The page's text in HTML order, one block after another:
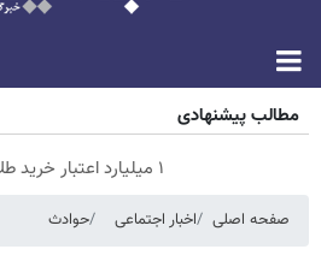
مطالب پیشنهادی
۱ میلیارد اعتبار خرید طلا | بدون ضامن و چک
صفحه اصلی اخبار اجتماعی حوادث